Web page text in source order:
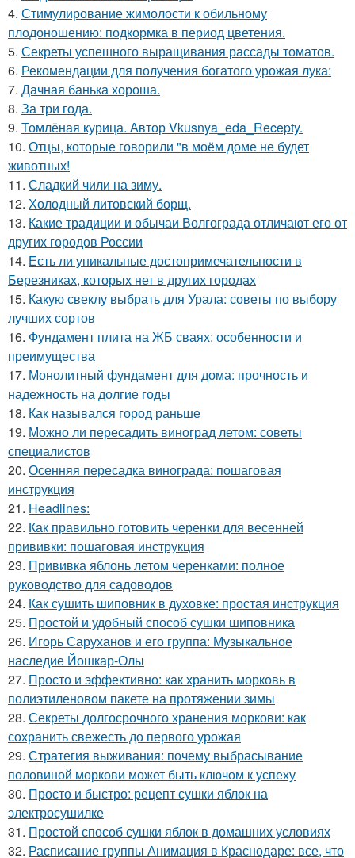
4. Стимулирование жимолости к обильному
плодоношению: подкормка в период цветения.
5. Секреты успешного выращивания рассады томатов.
6. Рекомендации для получения богатого урожая лука:
7. Дачная банька хороша.
8. За три года.
9. Томлёная курица. Автор Vkusnya_eda_Recepty.
10. Отцы, которые говорили "в моём доме не будет
животных!
11. Сладкий чили на зиму.
12. Холодный литовский борщ.
13. Какие традиции и обычаи Волгограда отличают его от
других городов России
14. Есть ли уникальные достопримечательности в
Березниках, которых нет в других городах
15. Какую свеклу выбрать для Урала: советы по выбору
лучших сортов
16. Фундамент плита на ЖБ сваях: особенности и
преимущества
17. Монолитный фундамент для дома: прочность и
надежность на долгие годы
18. Как назывался город раньше
19. Можно ли пересадить виноград летом: советы
специалистов
20. Осенняя пересадка винограда: пошаговая
инструкция
21. Headlines:
22. Как правильно готовить черенки для весенней
прививки: пошаговая инструкция
23. Прививка яблонь летом черенками: полное
руководство для садоводов
24. Как сушить шиповник в духовке: простая инструкция
25. Простой и удобный способ сушки шиповника
26. Игорь Саруханов и его группа: Музыкальное
наследие Йошкар-Олы
27. Просто и эффективно: как хранить морковь в
полиэтиленовом пакете на протяжении зимы
28. Секреты долгосрочного хранения моркови: как
сохранить свежесть до первого урожая
29. Стратегия выживания: почему выбрасывание
половиной моркови может быть ключом к успеху
30. Просто и быстро: рецепт сушки яблок на
электросушилке
31. Простой способ сушки яблок в домашних условиях
32. Расписание группы Анимация в Краснодаре: все, что